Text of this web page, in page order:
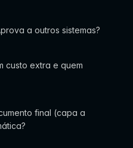
a outros sistemas?
custo extra e quem
final (capa a